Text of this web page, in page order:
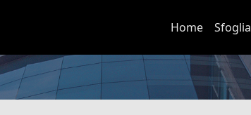
Home Sfoglia